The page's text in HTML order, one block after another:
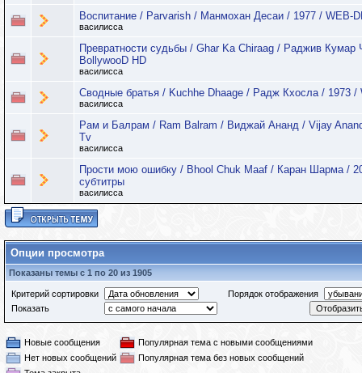
Воспитание / Parvarish / Манмохан Десаи / 1977 / WEB-
василисса
Превратности судьбы / Ghar Ka Chiraag / Раджив Кумар
BollywooD HD
василисса
Сводные братья / Kuchhe Dhaage / Радж Кхосла / 1973
василисса
Рам и Балрам / Ram Balram / Виджай Ананд / Vijay
Tv
василисса
Прости мою ошибку / Bhool Chuk Maaf / Каран Шарма /
субтитры
василисса
Опции просмотра
Показаны темы с 1 по 20 из 1905
Критерий сортировки
Порядок отображения
Показать
Новые сообщения
Популярная тема с новыми сообщениями
Нет новых сообщений
Популярная тема без новых сообщений